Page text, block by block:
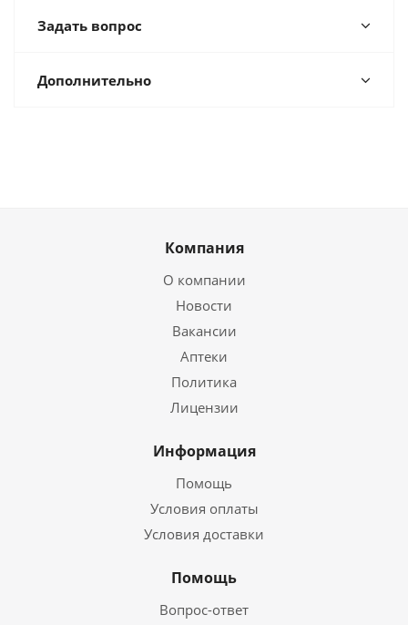
Задать вопрос
Дополнительно
Компания
О компании
Новости
Вакансии
Аптеки
Политика
Лицензии
Информация
Помощь
Условия оплаты
Условия доставки
Помощь
Вопрос-ответ